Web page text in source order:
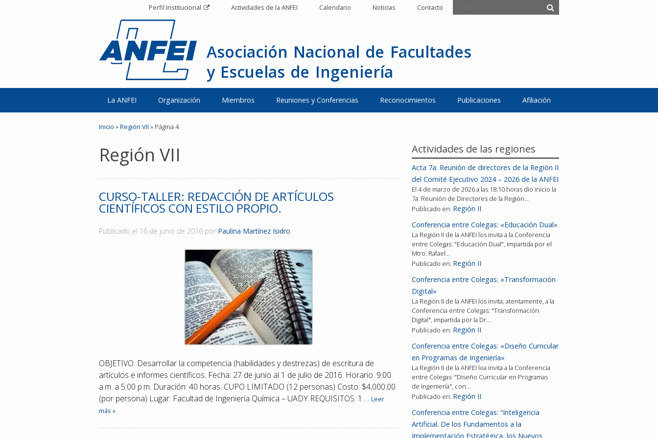
Perfil Institucional Actividades de la ANFEI Calendario Noticias Contacto
Asociación Nacional de Facultades
y Escuelas de Ingeniería
La ANFEI Organización Miembros Reuniones y Conferencias Reconocimientos Publicaciones Afiliación
Inicio »Región VII » Página 4
Región VII
CURSO-TALLER: REDACCIÓN DE ARTÍCULOS
CIENTÍFICOS CON ESTILO PROPIO.
Publicado el 16 de junio de 2016 por Paulina Martínez Isidro
OBJETIVO: Desarrollar la competencia (habilidades y destrezas) de escritura de
artículos e informes científicos. Fecha: 27 de junio al 1 de julio de 2016. Horario: 9:00
a.m. a 5:00 p.m. Duración: 40 horas. CUPO LIMITADO (12 personas) Costo: $4,000.00
(por persona) Lugar: Facultad de Ingeniería Química – UADY REQUISITOS: 1.… Leer
más »
Actividades de las regiones
Acta 7a. Reunión de directores de la Región II
del Comité Ejecutivo 2024 – 2026 de la ANFEI
El 4 de marzo de 2026 a las 18:10 horas dio inicio la
7a. Reunión de Directores de la Región…
Publicado en: Región II
Conferencia entre Colegas: «Educación Dual»
La Región II de la ANFEI los invita a la Conferencia
entre Colegas: "Educación Dual", impartida por el
Mtro. Rafael…
Publicado en: Región II
Conferencia entre Colegas: «Transformación
Digital»
La Región II de la ANFEI los invita, atentamente, a la
Conferencia entre Colegas: "Transformación
Digital", impartida por la Dr.…
Publicado en: Región II
Conferencia entre Colegas: «Diseño Curricular
en Programas de Ingeniería»
La Región II de la ANFEI loa invita a la Conferencia
entre Colegas: "Diseño Curricular en Programas
de Ingeniería", con…
Publicado en: Región II
Conferencia entre Colegas: “Inteligencia
Artificial. De los Fundamentos a la
Implementación Estratégica, los Nuevos